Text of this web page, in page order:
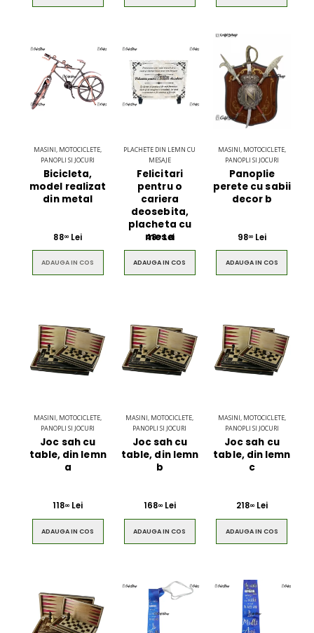
MASINI, MOTOCICLETE,
PANOPLI SI JOCURI
Bicicleta,
model realizat
din metal
8800 Lei
ADAUGA IN COS
PLACHETE DIN LEMN CU
MESAJE
Felicitari
pentru o
cariera
deosebita,
placheta cu
mesa
4800Lei
ADAUGA IN COS
MASINI, MOTOCICLETE,
PANOPLI SI JOCURI
Panoplie
perete cu sabii
decor b
9800Lei
ADAUGA IN COS
MASINI, MOTOCICLETE,
PANOPLI SI JOCURI
Joc sah cu
table, din lemn
a
11800 Lei
ADAUGA IN COS
MASINI, MOTOCICLETE,
PANOPLI SI JOCURI
Joc sah cu
table, din lemn
b
16800Lei
ADAUGA IN COS
MASINI, MOTOCICLETE,
PANOPLI SI JOCURI
Joc sah cu
table, din lemn
c
21800Lei
ADAUGA IN COS